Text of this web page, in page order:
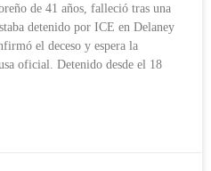
de 41 años, falleció tras una
detenido por ICE en Delaney
el deceso y espera la
oficial. Detenido desde el 18